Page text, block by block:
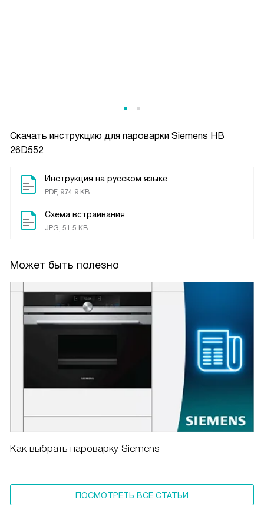
Скачать инструкцию для пароварки Siemens HB
26D552
Инструкция на русском языке
PDF, 974.9 KB
Схема встраивания
JPG, 51.5 KB
Может быть полезно
Как выбрать пароварку Siemens
ПОСМОТРЕТЬ ВСЕ СТАТЬИ